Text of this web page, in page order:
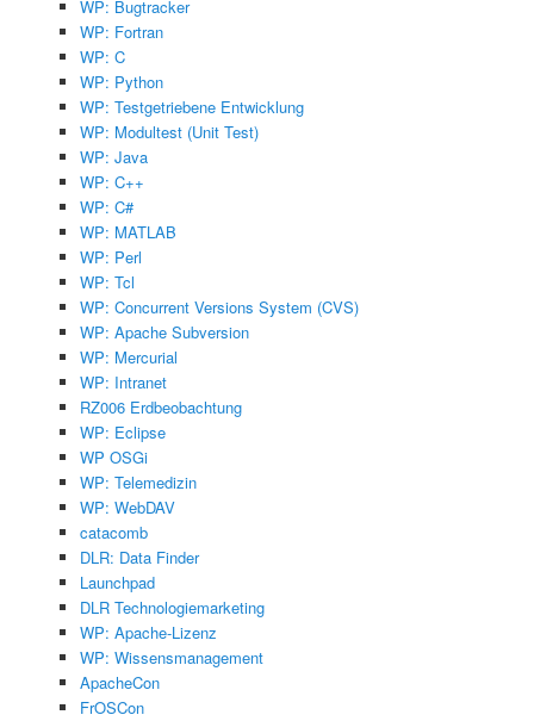
WP: Bugtracker
WP: Fortran
WP: C
WP: Python
WP: Testgetriebene Entwicklung
WP: Modultest (Unit Test)
WP: Java
WP: C++
WP: C#
WP: MATLAB
WP: Perl
WP: Tcl
WP: Concurrent Versions System (CVS)
WP: Apache Subversion
WP: Mercurial
WP: Intranet
RZ006 Erdbeobachtung
WP: Eclipse
WP OSGi
WP: Telemedizin
WP: WebDAV
catacomb
DLR: Data Finder
Launchpad
DLR Technologiemarketing
WP: Apache-Lizenz
WP: Wissensmanagement
ApacheCon
FrOSCon